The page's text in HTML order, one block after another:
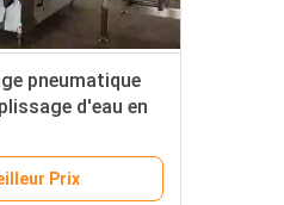
pneumatique
d'eau en
Prix